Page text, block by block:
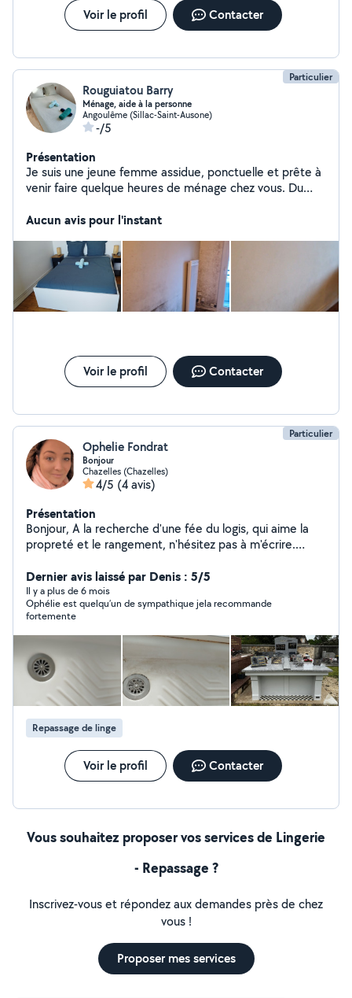
Voir le profil Contacter
Particulier
Rouguiatou Barry
Ménage, aide à la personne
Angoulême (Sillac-Saint-Ausone)
-/5
Présentation
Je suis une jeune femme assidue, ponctuelle et prête à
venir faire quelque heures de ménage chez vous. Du
j'ai 3 ans d'expérience dans le Rbnb, je ne suis pas
compréhension.NB: je prend aussi le cesu et cesu+
Budget a convertir merci d'avance
Aucun avis pour l'instant
Voir le profil Contacter
Particulier
Ophelie Fondrat
Bonjour
Chazelles (Chazelles)
4/5 (4 avis)
Présentation
Bonjour, A la recherche d'une fée du logis, qui aime la
propreté et le rangement, n'hésitez pas à m'écrire.
auto entreprise au nom de O'Fée du logis uniquement
pour les sépultures). Remise en état logement locatif,
Vitrerie Ménage quotidien Ect ... Belle journée
Dernier avis laissé par Denis : 5/5
Il y a plus de 6 mois
Ophélie est quelqu’un de sympathique jela recommande
fortemente
Repassage de linge
Voir le profil Contacter
Vous souhaitez proposer vos services de Lingerie
- Repassage ?
Inscrivez-vous et répondez aux demandes près de chez
vous !
Proposer mes services